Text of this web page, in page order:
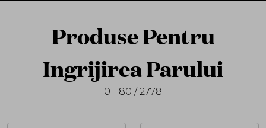
Produse Pentru
Ingrijirea Parului
0 - 80 / 2778